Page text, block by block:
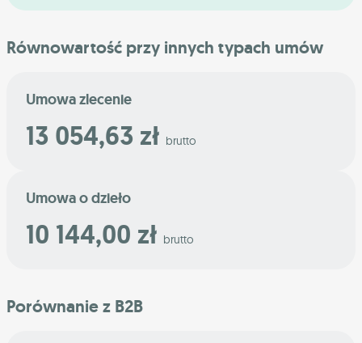
Równowartość przy innych typach umów
Umowa zlecenie
13 054,63 zł brutto
Umowa o dzieło
10 144,00 zł brutto
Porównanie z B2B